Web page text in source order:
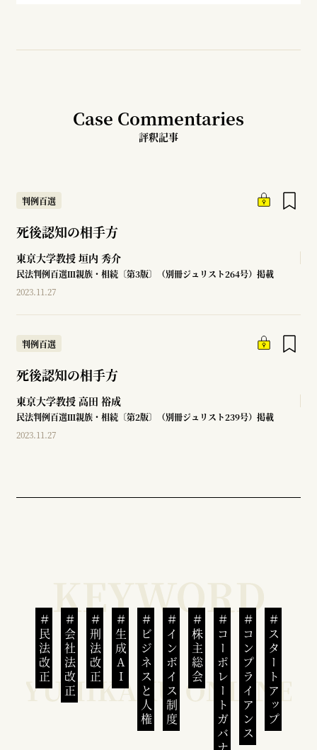
Case Commentaries
評釈記事
判例百選
死後認知の相手方
東京大学教授 垣内 秀介
民法判例百選Ⅲ親族・相続〔第3版〕（別冊ジュリスト264号）掲載
2023.11.27
判例百選
死後認知の相手方
東京大学教授 高田 裕成
民法判例百選Ⅲ親族・相続〔第2版〕（別冊ジュリスト239号）掲載
2023.11.27
民法改正 会社法改正 刑法改正 生成AI ビジネスと人権インボイス制度 株主総会 コーポレートガバナンスコンプライアンススタートアップ